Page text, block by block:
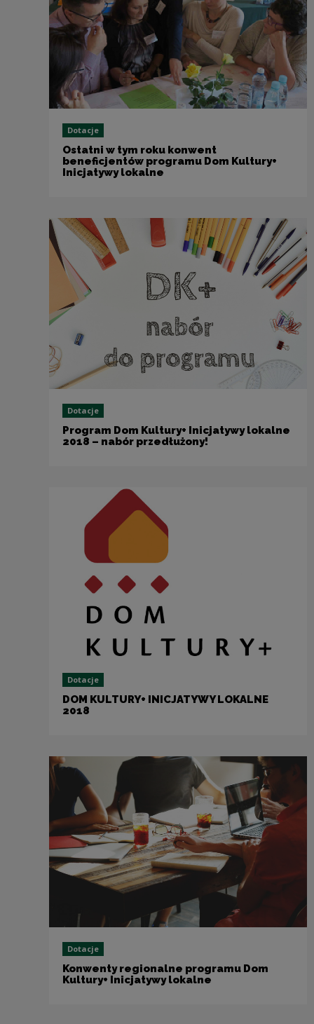
Dotacje
Ostatni w tym roku konwent
beneficjentów programu Dom Kultury+
Inicjatywy lokalne
Dotacje
Program Dom Kultury+ Inicjatywy lokalne
2018 – nabór przedłużony!
Dotacje
DOM KULTURY+ INICJATYWY LOKALNE
2018
Dotacje
Konwenty regionalne programu Dom
Kultury+ Inicjatywy lokalne